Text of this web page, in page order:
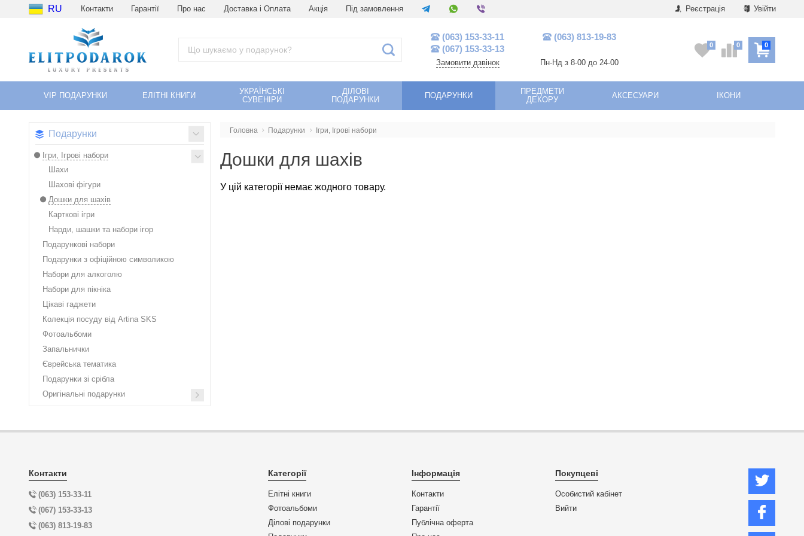
RU Контакти Гарантії Про нас Доставка і Оплата Акція Під замовлення Реєстрація Увійти
(063) 153-33-11
(067) 153-33-13
Замовити дзвінок
(063) 813-19-83
Пн-Нд з 8-00 до 24-00
0
0 0
VIP ПОДАРУНКИ ЕЛІТНІ КНИГИ
УКРАЇНСЬКІ
СУВЕНІРИ
ДІЛОВІ
ПОДАРУНКИ
ПОДАРУНКИ
ПРЕДМЕТИ
ДЕКОРУ
АКСЕСУАРИ ІКОНИ
Подарунки
Ігри, Ігрові набори
Шахи
Шахові фігури
Дошки для шахів
Карткові ігри
Нарди, шашки та набори ігор
Подарункові набори
Подарунки з офіційною символикою
Набори для алкоголю
Набори для пікніка
Цікаві гаджети
Колекція посуду від Artina SKS
Фотоальбоми
Запальнички
Єврейська тематика
Подарунки зі срібла
Оригінальні подарунки
Головна Подарунки Ігри, Ігрові набори
Дошки для шахів
У цій категорії немає жодного товару.
Контакти
(063) 153-33-11
(067) 153-33-13
(063) 813-19-83
Категорії
Елітні книги
Фотоальбоми
Ділові подарунки
Інформація
Контакти
Гарантії
Публічна оферта
Покупцеві
Особистий кабінет
Вийти